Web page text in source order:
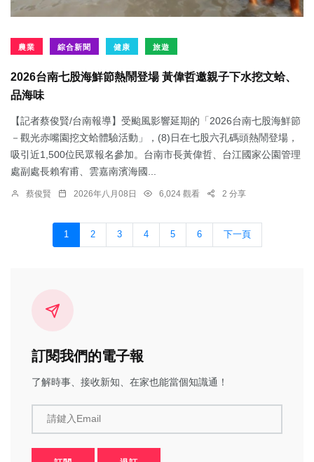
農業 綜合新聞 健康 旅遊
2026台南七股海鮮節熱鬧登場 黃偉哲邀親子下水挖文蛤、
品海味
【記者蔡俊賢/台南報導】受颱風影響延期的「2026台南七股海鮮節
－觀光赤嘴園挖文蛤體驗活動」，(8)日在七股六孔碼頭熱鬧登場，
吸引近1,500位民眾報名參加。台南市長黃偉哲、台江國家公園管理
處副處長賴宥甫、雲嘉南濱海國...
蔡俊賢 2026年八月08日 6,024 觀看 2 分享
1 2 3 4 5 6 下一頁
訂閱我們的電子報
了解時事、接收新知、在家也能當個知識通！
請鍵入Email